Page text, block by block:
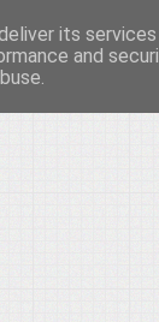
τον πολιτισμό,
its
and